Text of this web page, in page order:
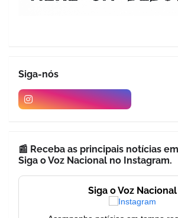
Siga-nós
📰 Receba as principais notícias
Siga o Voz Nacional no Instagram.
Siga o Voz Nacional